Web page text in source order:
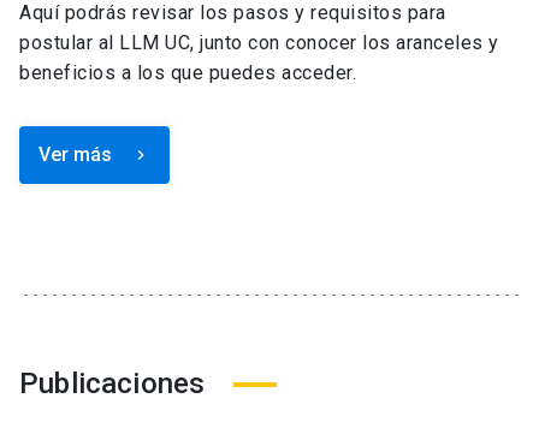
Aquí podrás revisar los pasos y requisitos para
postular al LLM UC, junto con conocer los aranceles y
beneficios a los que puedes acceder.
Ver más keyboard_arrow_right
Publicaciones